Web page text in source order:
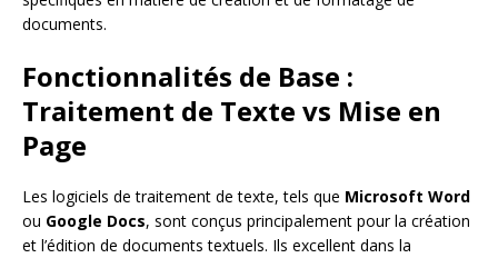
documents.
Fonctionnalités de Base :
Traitement de Texte vs Mise en
Page
Les logiciels de traitement de texte, tels que Microsoft Word
ou Google Docs, sont conçus principalement pour la création
et l’édition de documents textuels. Ils excellent dans la